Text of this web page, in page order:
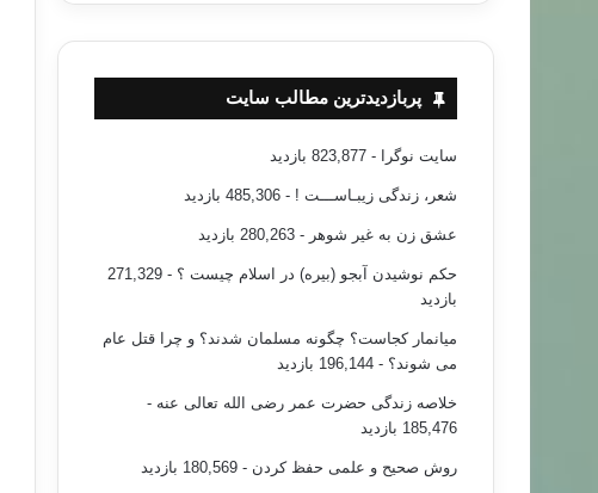
پربازدیدترین مطالب سایت
سایت نوگرا - 823,877 بازدید
شعر، زندگی زیبـاســـت ! - 485,306 بازدید
عشق زن به غیر شوهر - 280,263 بازدید
حکم نوشیدن آبجو (بیره) در اسلام چیست ؟
- 271,329
بازدید
میانمار کجاست؟ چگونه مسلمان شدند؟ و چرا قتل عام
می شوند؟ - 196,144 بازدید
خلاصه زندگی حضرت عمر رضی الله تعالی عنه -
185,476 بازدید
روش صحیح و علمی حفظ کردن - 180,569 بازدید